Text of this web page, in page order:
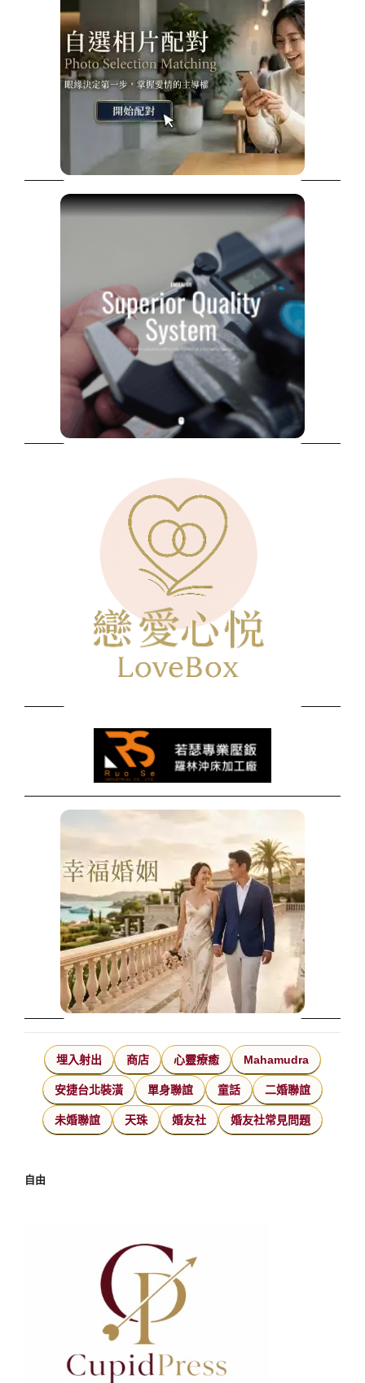
埋入射出 商店 心靈療癒 Mahamudra
安捷台北裝潢 單身聯誼 童話 二婚聯誼
未婚聯誼 天珠 婚友社 婚友社常見問題
自由